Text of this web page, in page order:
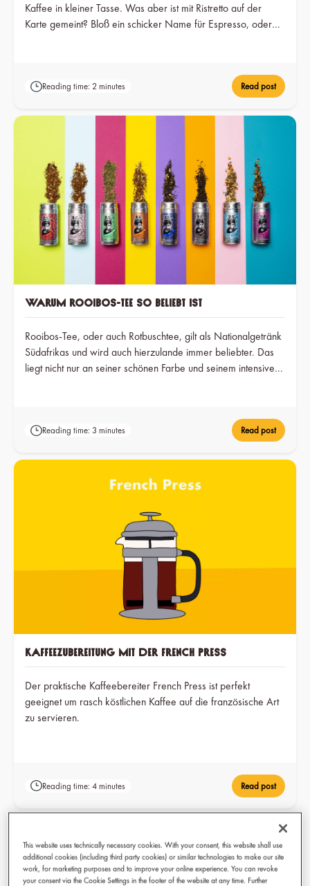
Kaffee in kleiner Tasse. Was aber ist mit Ristretto auf der
Karte gemeint? Bloß ein schicker Name für Espresso, oder
Reading time: 2 minutes Read post
Warum Rooibos-Tee so beliebt ist
Rooibos-Tee, oder auch Rotbuschtee, gilt als Nationalgetränk
Südafrikas und wird auch hierzulande immer beliebter. Das
liegt nicht nur an seiner schönen Farbe und seinem intensiven
Reading time: 3 minutes Read post
Kaffeezubereitung mit der French Press
Der praktische Kaffeebereiter French Press ist perfekt
geeignet um rasch köstlichen Kaffee auf die französische Art
zu servieren.
Reading time: 4 minutes Read post
This website uses technically necessary cookies. With your consent, this website shall use
additional cookies (including third party cookies) or similar technologies to make our site
work, for marketing purposes and to improve your online experience. You can revoke
your consent via the Cookie Settings in the footer of the website at any time. Further